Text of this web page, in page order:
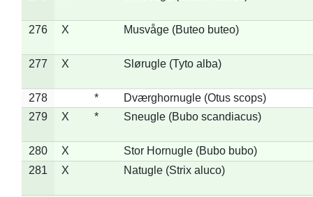
276 X Musvåge (Buteo buteo)
277 X Slørugle (Tyto alba)
278 *
Dværghornugle (Otus scops)
279
X * Sneugle (Bubo scandiacus)
280 X
Stor Hornugle (Bubo bubo)
281
X Natugle (Strix aluco)